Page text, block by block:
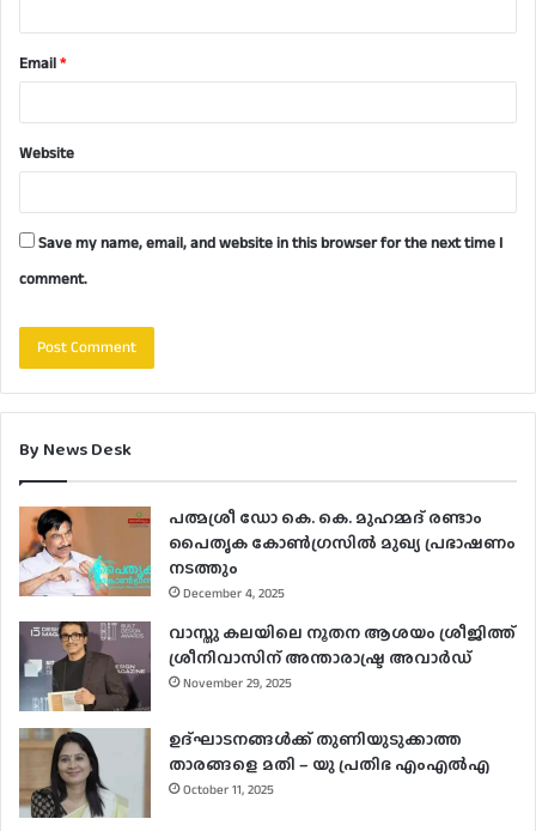
Email*
Website
Save my name, email, and website in this browser for the next time I
comment.
By News Desk
പത്മശ്രീ ഡോ കെ. കെ. മുഹമ്മദ് രണ്ടാം
പൈതൃക കോൺഗ്രസിൽ മുഖ്യ പ്രഭാഷണം
നടത്തും
December 4, 2025
വാസ്തു കലയിലെ നൂതന ആശയം ശ്രീജിത്ത്
ശ്രീനിവാസിന് അന്താരാഷ്ട്ര അവാർഡ്
November 29, 2025
ഉദ്ഘാടനങ്ങള്‍ക്ക് തുണിയുടുക്കാത്ത
താരങ്ങളെ മതി – യു പ്രതിഭ എംഎല്‍എ
October 11, 2025